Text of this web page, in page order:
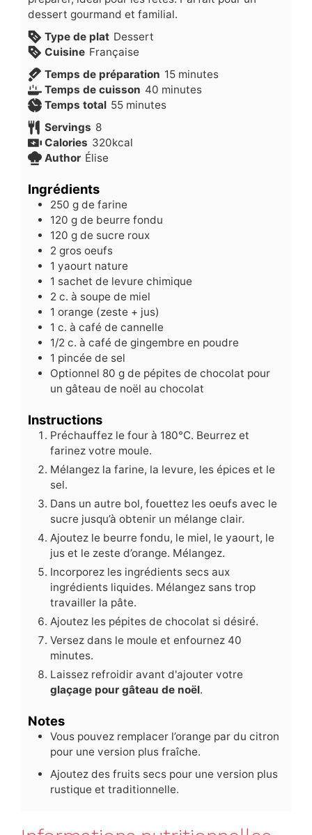
dessert gourmand et familial.
Type de plat Dessert
Cuisine Française
Temps de préparation 15minutes
minutes
Temps de cuisson 40minutes
minutes
Temps total 55minutes
minutes
Servings 8
Calories 320kcal
Author Élise
Ingrédients
250 g de farine
120 g de beurre fondu
120 g de sucre roux
2 gros oeufs
1 yaourt nature
1 sachet de levure chimique
2 c. à soupe de miel
1 orange (zeste + jus)
1 c. à café de cannelle
1/2 c. à café de gingembre en poudre
1 pincée de sel
Optionnel 80 g de pépites de chocolat pour
un gâteau de noël au chocolat
Instructions
Préchauffez le four à 180°C. Beurrez et
farinez votre moule.
Mélangez la farine, la levure, les épices et le
sel.
Dans un autre bol, fouettez les oeufs avec le
sucre jusqu’à obtenir un mélange clair.
Ajoutez le beurre fondu, le miel, le yaourt, le
jus et le zeste d’orange. Mélangez.
Incorporez les ingrédients secs aux
ingrédients liquides. Mélangez sans trop
travailler la pâte.
Ajoutez les pépites de chocolat si désiré.
Versez dans le moule et enfournez 40
minutes.
Laissez refroidir avant d'ajouter votre
glaçage pour gâteau de noël.
Notes
Vous pouvez remplacer l’orange par du citron
pour une version plus fraîche.
Ajoutez des fruits secs pour une version plus
rustique et traditionnelle.